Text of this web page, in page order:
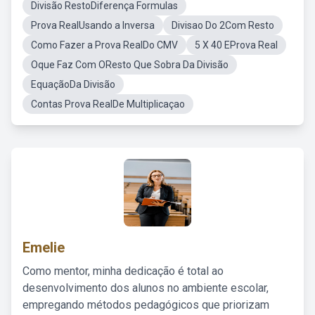
Divisão RestoDiferença Formulas
Prova RealUsando a Inversa
Divisao Do 2Com Resto
Como Fazer a Prova RealDo CMV
5 X 40 EProva Real
Oque Faz Com OResto Que Sobra Da Divisão
EquaçãoDa Divisão
Contas Prova RealDe Multiplicaçao
Emelie
Como mentor, minha dedicação é total ao
desenvolvimento dos alunos no ambiente escolar,
empregando métodos pedagógicos que priorizam